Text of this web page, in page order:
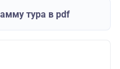
тура в pdf